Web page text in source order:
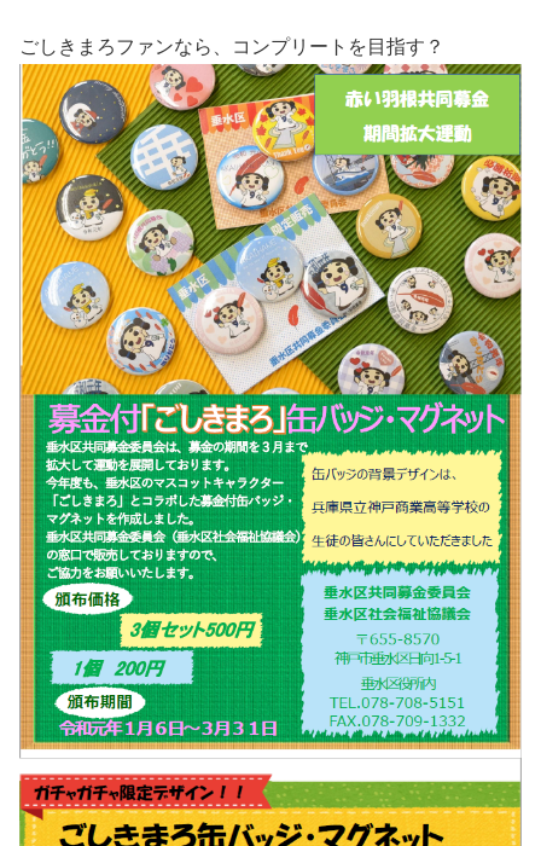
ごしきまろファンなら、コンプリートを目指す？